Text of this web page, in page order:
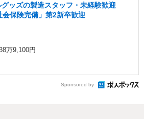
ッズの製造スタッフ・未経験歓迎
会保険完備」第2新卒歓迎
万9,100円
Sponsored by